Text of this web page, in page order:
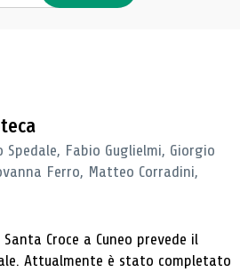
Fabio Guglielmi, Giorgio
Ferro, Matteo Corradini,
Croce a Cuneo prevede il
Attualmente è stato completato